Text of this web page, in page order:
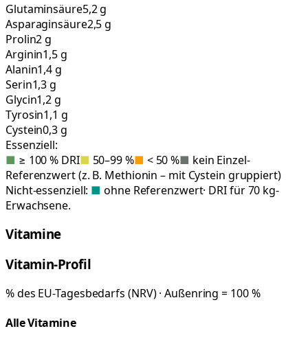
Glutaminsäure5,2 g
Asparaginsäure2,5 g
Prolin2 g
Arginin1,5 g
Alanin1,4 g
Serin1,3 g
Glycin1,2 g
Tyrosin1,1 g
Cystein0,3 g
Essenziell:
■ ≥ 100 % DRI■ 50–99 %■ < 50 %■ kein Einzel-
Referenzwert (z. B. Methionin – mit Cystein gruppiert)
Nicht-essenziell: ■ ohne Referenzwert· DRI für 70 kg-
Erwachsene.
Vitamine
Vitamin-Profil
% des EU-Tagesbedarfs (NRV) · Außenring = 100 %
Alle Vitamine